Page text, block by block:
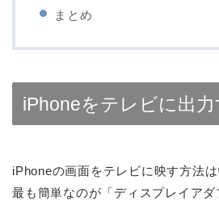
まとめ
iPhoneをテレビに出
iPhoneの画面をテレビに映す方法は
最も簡単なのが「ディスプレイア